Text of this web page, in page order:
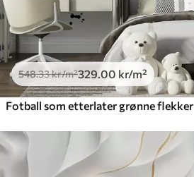
548.33kr/m²329 .00 kr/m²
Fotball som etterlater grønne flekker